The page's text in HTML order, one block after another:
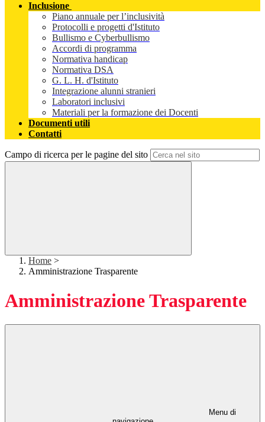
Inclusione
Piano annuale per l’inclusività
Protocolli e progetti d'Istituto
Bullismo e Cyberbullismo
Accordi di programma
Normativa handicap
Normativa DSA
G. L. H. d'Istituto
Integrazione alunni stranieri
Laboratori inclusivi
Materiali per la formazione dei Docenti
Documenti utili
Contatti
Campo di ricerca per le pagine del sito
Home >
Amministrazione Trasparente
Amministrazione Trasparente
Menu di